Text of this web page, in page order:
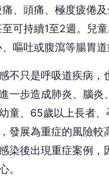
、頭痛、極度疲倦
可持續1至2週。兒
嘔吐或腹瀉等腸胃道
不只是呼吸道疾病，
一步造成肺炎、腦炎
童、65歲以上長者、
發展為重症的風險較
染後出現重症案例，
。